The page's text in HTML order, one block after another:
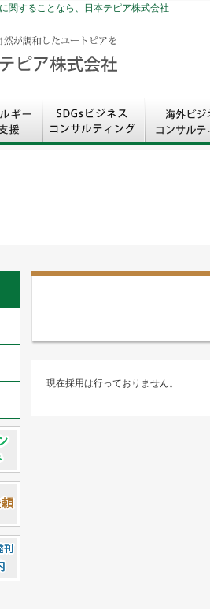
関することなら、日本テピア株式会社
現在採用は行っておりません。